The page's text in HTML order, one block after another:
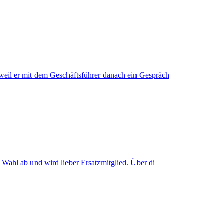
er mit dem Geschäftsführer danach ein Gespräch
ab und wird lieber Ersatzmitglied. Über di